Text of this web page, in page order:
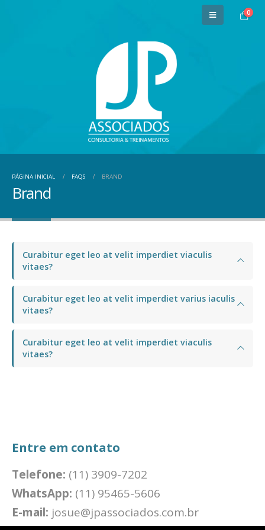
0
PÁGINA INICIAL FAQS BRAND
Brand
Curabitur eget leo at velit imperdiet viaculis
vitaes?
Curabitur eget leo at velit imperdiet varius iaculis
vitaes?
Curabitur eget leo at velit imperdiet viaculis
vitaes?
Entre em contato
Telefone: (11) 3909-7202
WhatsApp: (11) 95465-5606
E-mail: josue@jpassociados.com.br